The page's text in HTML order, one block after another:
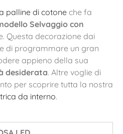
palline di cotone che fa
Selvaggio con
Questa decorazione dai
di programmare un gran
appieno della sua
desiderata. Altre voglie di
per scoprire tutta la nostra
da interno.